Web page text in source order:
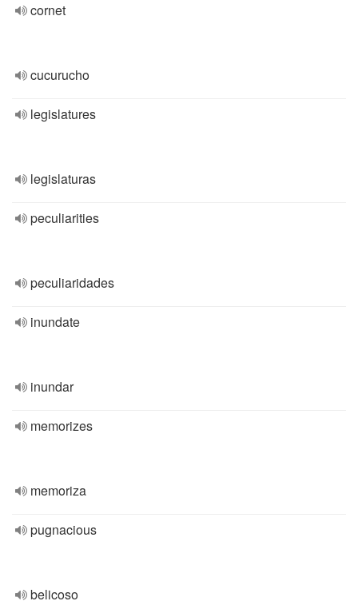
cornet
cucurucho
legislatures
legislaturas
peculiarities
peculiaridades
inundate
inundar
memorizes
memoriza
pugnacious
belicoso